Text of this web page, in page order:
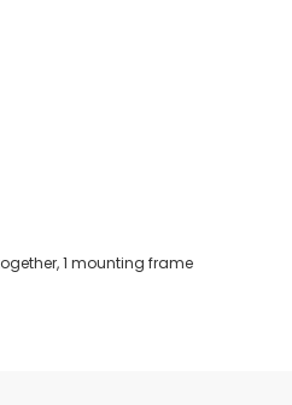
1 mounting frame